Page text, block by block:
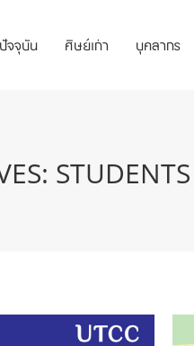
จจุบัน ศิษย์เก่า บุคลากร
STUDENTS